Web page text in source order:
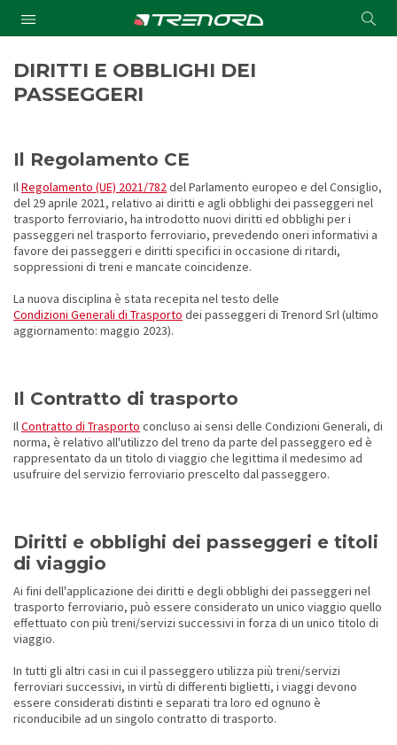
Submit
DIRITTI E OBBLIGHI DEI
PASSEGGERI
Il Regolamento CE
IlRegolamento (UE) 2021/782del Parlamento europeo e del Consiglio,
del 29 aprile 2021, relativo ai diritti e agli obblighi dei passeggeri nel
trasporto ferroviario, ha introdotto nuovi diritti ed obblighi per i
passeggeri nel trasporto ferroviario, prevedendo oneri informativi a
favore dei passeggeri e diritti specifici in occasione di ritardi,
soppressioni di treni e mancate coincidenze.
La nuova disciplina è stata recepita nel testo delle
Condizioni Generali di Trasporto dei passeggeri di Trenord Srl (ultimo
aggiornamento: maggio 2023).
Il Contratto di trasporto
IlContratto di Trasporto concluso ai sensi delle Condizioni Generali, di
norma, è relativo all'utilizzo del treno da parte del passeggero ed è
rappresentato da un titolo di viaggio che legittima il medesimo ad
usufruire del servizio ferroviario prescelto dal passeggero.
Diritti e obblighi dei passeggeri e titoli
di viaggio
Ai fini dell'applicazione dei diritti e degli obblighi dei passeggeri nel
trasporto ferroviario, può essere considerato un unico viaggio quello
effettuato con più treni/servizi successivi in forza di un unico titolo di
viaggio.
In tutti gli altri casi in cui il passeggero utilizza più treni/servizi
ferroviari successivi, in virtù di differenti biglietti, i viaggi devono
essere considerati distinti e separati tra loro ed ognuno è
riconducibile ad un singolo contratto di trasporto.